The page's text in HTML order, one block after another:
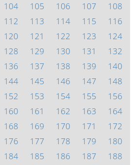
104 105 106 107
108
112 113 114 115
116
120 121 122 123
124
128 129 130 131
132
136 137 138 139
140
144 145 146 147
148
152 153 154 155
156
160 161 162 163
164
168 169 170 171
172
176 177 178 179
180
184 185 186 187
188